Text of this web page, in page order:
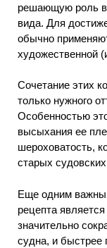
решающую роль в
вида. Для
обычно
художественной
Сочетание этих
только нужного
Особенностью
высыхания ее
шероховатость,
старых
Еще одним
рецепта
значительно
судна, и быстрее